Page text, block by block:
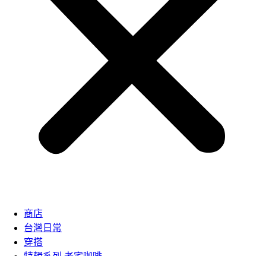
商店
台灣日常
穿搭